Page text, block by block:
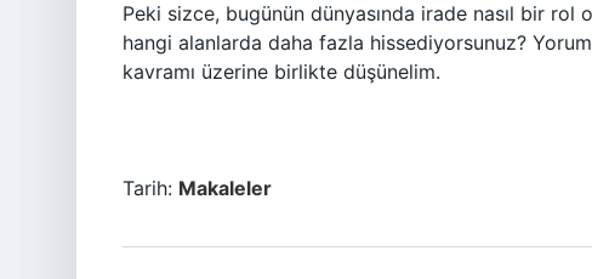
Peki sizce, bugünün dünyasında irade nasıl bir rol
hangi alanlarda daha fazla hissediyorsunuz?
kavramı üzerine birlikte düşünelim.
Tarih: Makaleler